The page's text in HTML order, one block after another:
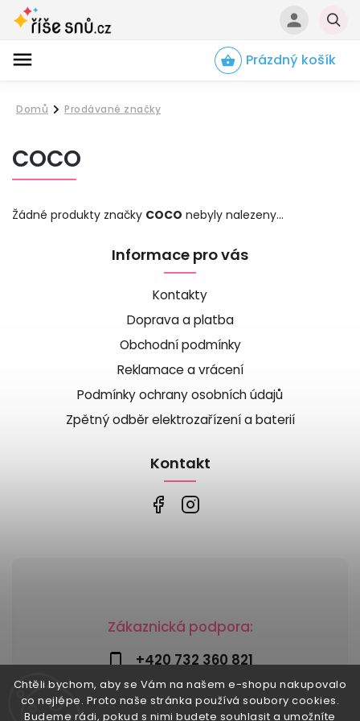
Chtěli bychom, aby se Vám na našem e-shopu nakupovalo
co nejlépe. Proto naše stránka používá soubory cookies.
Budeme rádi, pokud s nimi budete souhlasit a umožníte
Prázdný košík
Domů
/
Prodávané značky
COCO
Žádné produkty značky COCO nebyly nalezeny...
Zákaznická podpora:
+420 732 360 821
info@risesnu.cz
Informace pro vás
Kontakty
Doprava a platba
Obchodní podmínky
Reklamace a vrácení
Podmínky ochrany osobních údajů
Zpětný odběr elektrozařízení a baterií
Kontakt